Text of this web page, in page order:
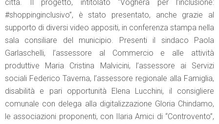
città. Il progetto, intitolato “Voghera per l’inclusione:
#shoppinginclusivo”, è stato presentato, anche grazie al
supporto di diversi video appositi, in conferenza stampa nella
sala consiliare del municipio. Presenti il sindaco Paola
Garlaschelli, l’assessore al Commercio e alle attività
produttive Maria Cristina Malvicini, l’assessore ai Servizi
sociali Federico Taverna, l’assessore regionale alla Famiglia,
disabilità e pari opportunità Elena Lucchini, il consigliere
comunale con delega alla digitalizzazione Gloria Chindamo,
le associazioni proponenti, con Ilaria Amici di “Controvento”,